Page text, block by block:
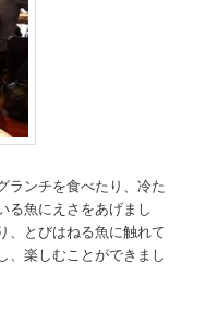
ランチを食べたり、冷た
る魚にえさをあげまし
、とびはねる魚に触れて
、楽しむことができまし